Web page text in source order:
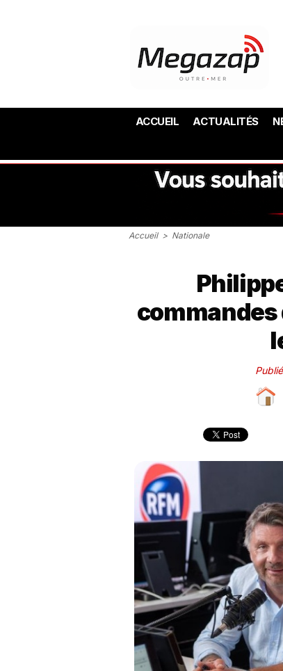
ACCUEIL ACTUALITÉS
Accueil > Nationale
commandes